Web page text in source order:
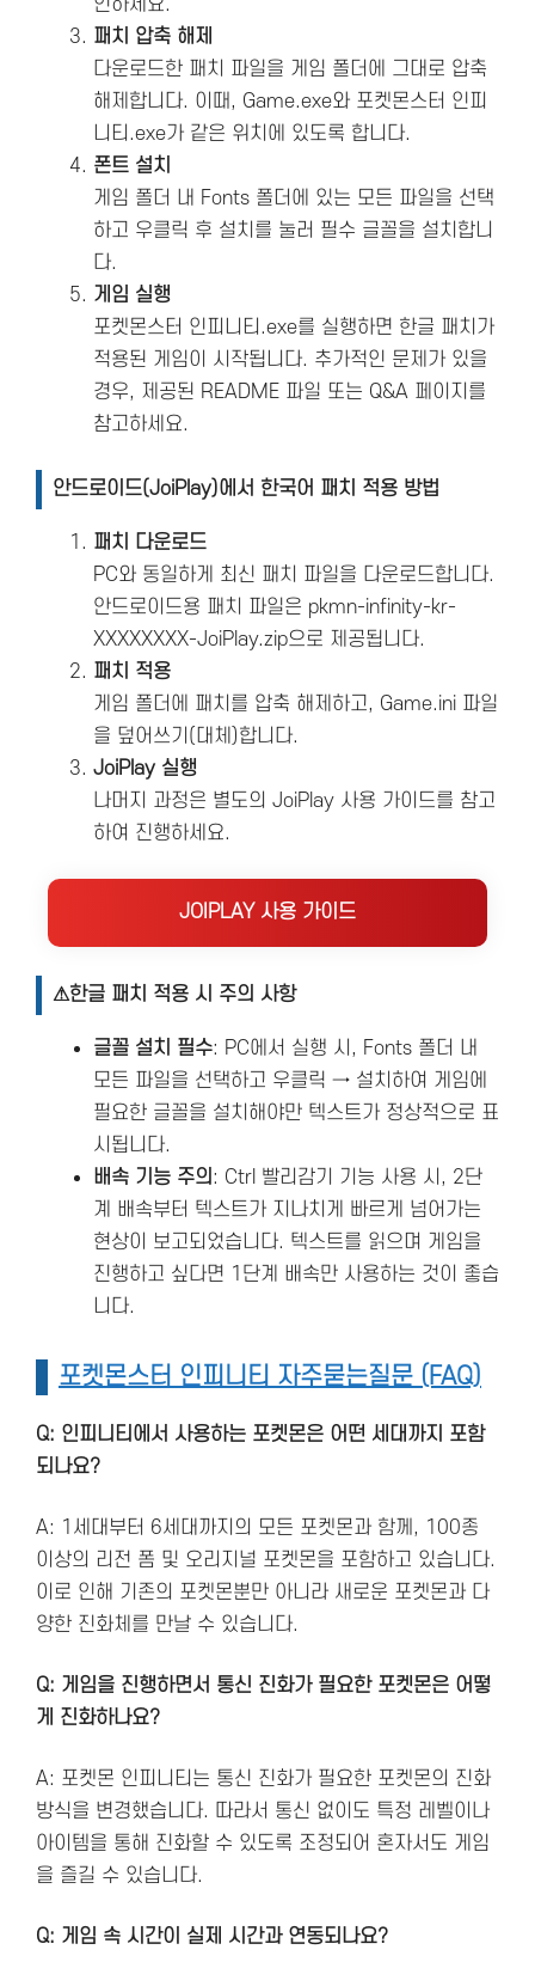
인하세요.
패치 압축 해제
다운로드한 패치 파일을 게임 폴더에 그대로 압축
해제합니다. 이때, Game.exe와 포켓몬스터 인피
니티.exe가 같은 위치에 있도록 합니다.
폰트 설치
게임 폴더 내 Fonts 폴더에 있는 모든 파일을 선택
하고 우클릭 후 설치를 눌러 필수 글꼴을 설치합니
다.
게임 실행
포켓몬스터 인피니티.exe를 실행하면 한글 패치가
적용된 게임이 시작됩니다. 추가적인 문제가 있을
경우, 제공된 README 파일 또는 Q&A 페이지를
참고하세요.
안드로이드(JoiPlay)에서 한국어 패치 적용 방법
패치 다운로드
PC와 동일하게 최신 패치 파일을 다운로드합니다.
안드로이드용 패치 파일은 pkmn-infinity-kr-
XXXXXXXX-JoiPlay.zip으로 제공됩니다.
패치 적용
게임 폴더에 패치를 압축 해제하고, Game.ini 파일
을 덮어쓰기(대체)합니다.
JoiPlay 실행
나머지 과정은 별도의 JoiPlay 사용 가이드를 참고
하여 진행하세요.
JOIPLAY 사용 가이드
⚠한글 패치 적용 시 주의 사항
글꼴 설치 필수: PC에서 실행 시, Fonts 폴더 내
모든 파일을 선택하고 우클릭 → 설치하여 게임에
필요한 글꼴을 설치해야만 텍스트가 정상적으로 표
시됩니다.
배속 기능 주의: Ctrl 빨리감기 기능 사용 시, 2단
계 배속부터 텍스트가 지나치게 빠르게 넘어가는
현상이 보고되었습니다. 텍스트를 읽으며 게임을
진행하고 싶다면 1단계 배속만 사용하는 것이 좋습
니다.
포켓몬스터 인피니티 자주묻는질문 (FAQ)
Q: 인피니티에서 사용하는 포켓몬은 어떤 세대까지 포함
되나요?
A: 1세대부터 6세대까지의 모든 포켓몬과 함께, 100종
이상의 리전 폼 및 오리지널 포켓몬을 포함하고 있습니다.
이로 인해 기존의 포켓몬뿐만 아니라 새로운 포켓몬과 다
양한 진화체를 만날 수 있습니다​.
Q: 게임을 진행하면서 통신 진화가 필요한 포켓몬은 어떻
게 진화하나요?
A: 포켓몬 인피니티는 통신 진화가 필요한 포켓몬의 진화
방식을 변경했습니다. 따라서 통신 없이도 특정 레벨이나
아이템을 통해 진화할 수 있도록 조정되어 혼자서도 게임
을 즐길 수 있습니다.
Q: 게임 속 시간이 실제 시간과 연동되나요?